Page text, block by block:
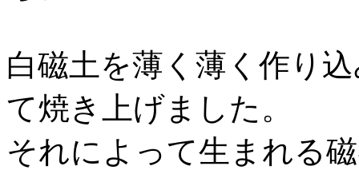
白磁土を薄く薄く作り
て焼き上げました。
それによって生まれる